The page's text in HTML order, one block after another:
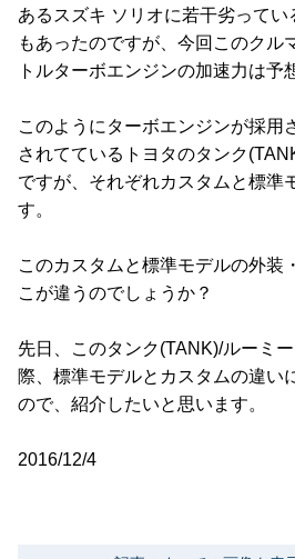
あるスズキ ソリオに若干劣って
もあったのですが、今回このクル
トルターボエンジンの加速力は予
このようにターボエンジンが採用
されてているトヨタのタンク
ですが、それぞれカスタムと標準
す。
このカスタムと標準モデルの外装
こが違うのでしょうか？
先日、このタンク(TANK)/ルーミ
際、標準モデルとカスタムの違い
ので、紹介したいと思います。
2016/12/4